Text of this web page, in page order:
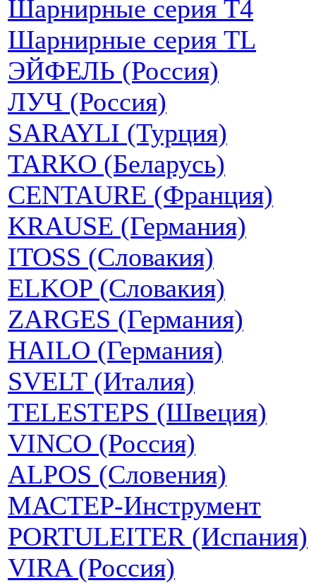
Шарнирные серия T4
Шарнирные серия TL
ЭЙФЕЛЬ (Россия)
ЛУЧ (Россия)
SARAYLI (Турция)
TARKO (Беларусь)
CENTAURE (Франция)
KRAUSE (Германия)
ITOSS (Словакия)
ELKOP (Словакия)
ZARGES (Германия)
HAILO (Германия)
SVELT (Италия)
TELESTEPS (Швеция)
VINCO (Россия)
ALPOS (Словения)
МАСТЕР-Инструмент
PORTULEITER (Испания)
VIRA (Россия)